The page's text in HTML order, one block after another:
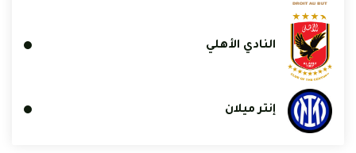
النادي الأهلي
إنتر ميلان